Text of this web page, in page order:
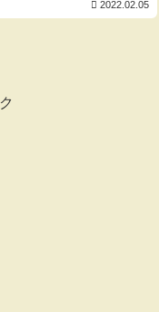
2022.02.05